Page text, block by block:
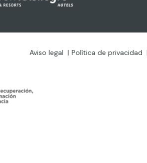
Aviso legal Política de privacidad